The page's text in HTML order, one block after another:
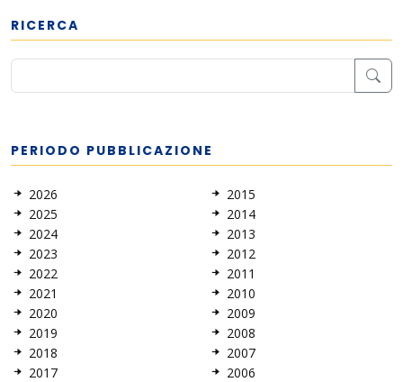
RICERCA
PERIODO PUBBLICAZIONE
2026
2025
2024
2023
2022
2021
2020
2019
2018
2017
2015
2014
2013
2012
2011
2010
2009
2008
2007
2006